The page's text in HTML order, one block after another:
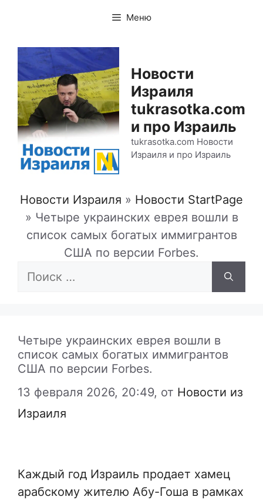
содержимому
Меню
Новости
Израиля
tukrasotka.com
и про Израиль
tukrasotka.com Новости
Израиля и про Израиль
Новости Израиля » Новости StartPage
» Четыре украинских еврея вошли в
список самых богатых иммигрантов
США по версии Forbes.
Поиск:
Четыре украинских еврея вошли в
список самых богатых иммигрантов
США по версии Forbes.
13 февраля 2026, 20:49, от Новости из
Израиля
Каждый год Израиль продает хамец
арабскому жителю Абу-Гоша в рамках